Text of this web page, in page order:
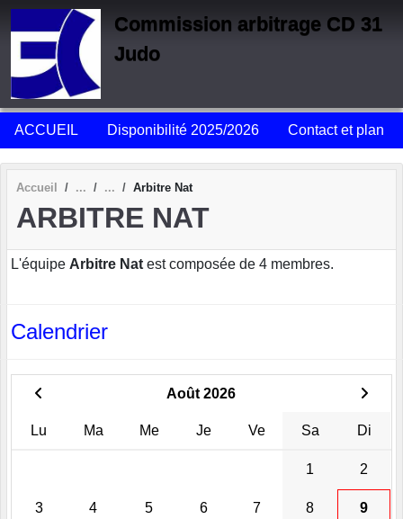
Commission arbitrage CD 31
Judo
ACCUEIL Disponibilité 2025/2026 Contact et plan
Accueil Arbitre Nat
ARBITRE NAT
L'équipe Arbitre Nat est composée de 4 membres.
Calendrier
Août 2026
Lu Ma Me Je Ve Sa Di
1 2
3 4 5 6 7 8 9
Panneau de gestion des cookies